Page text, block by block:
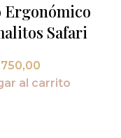
Ergonómico
Safari
al carrito